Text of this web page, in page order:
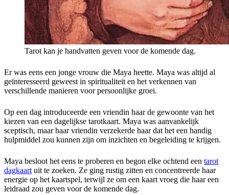
Tarot kan je handvatten geven voor de komende dag.
Er was eens een jonge vrouw die Maya heette. Maya was altijd al
geïnteresseerd geweest in spiritualiteit en het verkennen van
verschillende manieren voor persoonlijke groei.
Op een dag introduceerde een vriendin haar de gewoonte van het
kiezen van een dagelijkse tarotkaart. Maya was aanvankelijk
sceptisch, maar haar vriendin verzekerde haar dat het een handig
hulpmiddel zou kunnen zijn om inzichten en begeleiding te krijgen.
Maya besloot het eens te proberen en begon elke ochtend een tarot
dagkaart uit te zoeken. Ze ging rustig zitten en concentreerde haar
energie op het kaartspel, terwijl ze om een ​​kaart vroeg die haar een
leidraad zou geven voor de komende dag.